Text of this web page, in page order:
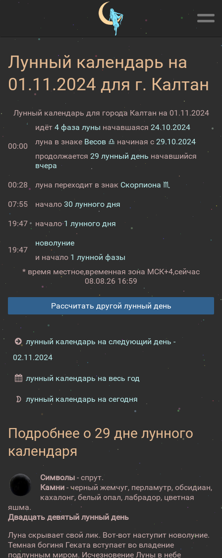
Лунный календарь на
01.11.2024 для г. Калтан
Лунный календарь для города Калтан на 01.11.2024
00:00
идёт 4 фаза луны начавшаяся 24.10.2024
луна в знаке Весов ♎ начиная с 29.10.2024
продолжается 29 лунный день начавшийся
вчера
00:28 луна переходит в знак Скорпиона ♏
07:55 начало 30 лунного дня
19:47 начало1 лунного дня
19:47
новолуние
и начало 1 лунной фазы
* время местное,временная зона МСК+4,сейчас
08.08.26 16:59
Рассчитать другой лунный день
лунный календарь на следующий день -
02.11.2024
лунный календарь на весь год
лунный календарь на сегодня
Подробнее о 29 дне лунного
календаря
Символы - спрут.
Камни - черный жемчуг, перламутр, обсидиан,
кахалонг, белый опал, лабрадор, цветная
яшма.
Двадцать девятый лунный день
Луна скрывает свой лик. Вот-вот наступит новолуние.
Темная богиня Геката вступает во владение
подлунным миром. Исчезновение Луны в небе